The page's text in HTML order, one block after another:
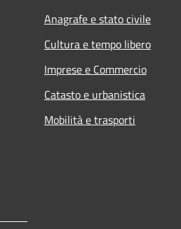
Anagrafe e stato civile
Cultura e tempo libero
Imprese e Commercio
Catasto e urbanistica
Mobilità e trasporti